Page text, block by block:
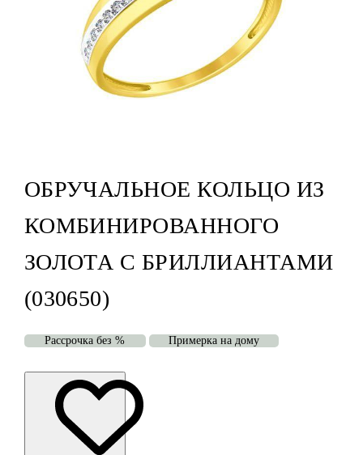
ОБРУЧАЛЬНОЕ КОЛЬЦО ИЗ
КОМБИНИРОВАННОГО
ЗОЛОТА С БРИЛЛИАНТАМИ
(030650)
Рассрочка без % Примерка на дому